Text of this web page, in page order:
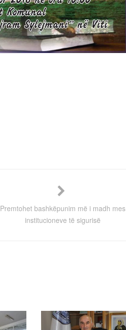
Premtohet bashkëpunim më i madh mes
institucioneve të sigurisë